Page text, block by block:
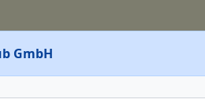
GmbH